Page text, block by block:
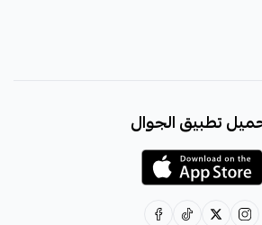
تطبيق الجوال